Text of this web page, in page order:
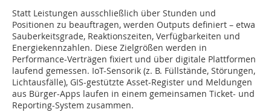
Statt Leistungen ausschließlich über Stunden und
Positionen zu beauftragen, werden Outputs definiert – etwa
Sauberkeitsgrade, Reaktionszeiten, Verfügbarkeiten und
Energiekennzahlen. Diese Zielgrößen werden in
Performance-Verträgen fixiert und über digitale Plattformen
laufend gemessen. IoT-Sensorik (z. B. Füllstände, Störungen,
Lichtausfälle), GIS-gestützte Asset-Register und Meldungen
aus Bürger-Apps laufen in einem gemeinsamen Ticket- und
Reporting-System zusammen.